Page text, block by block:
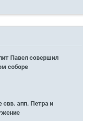
Павел совершил
соборе
свв. апп. Петра и